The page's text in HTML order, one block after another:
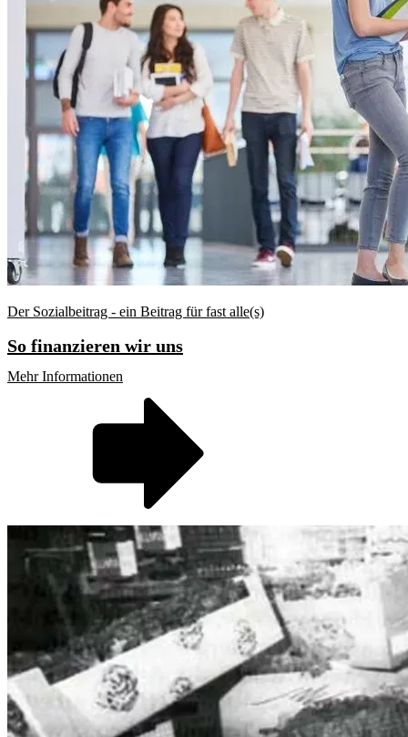
Der Sozialbeitrag - ein Beitrag für fast alle(s)
So finanzieren wir uns
Mehr Informationen